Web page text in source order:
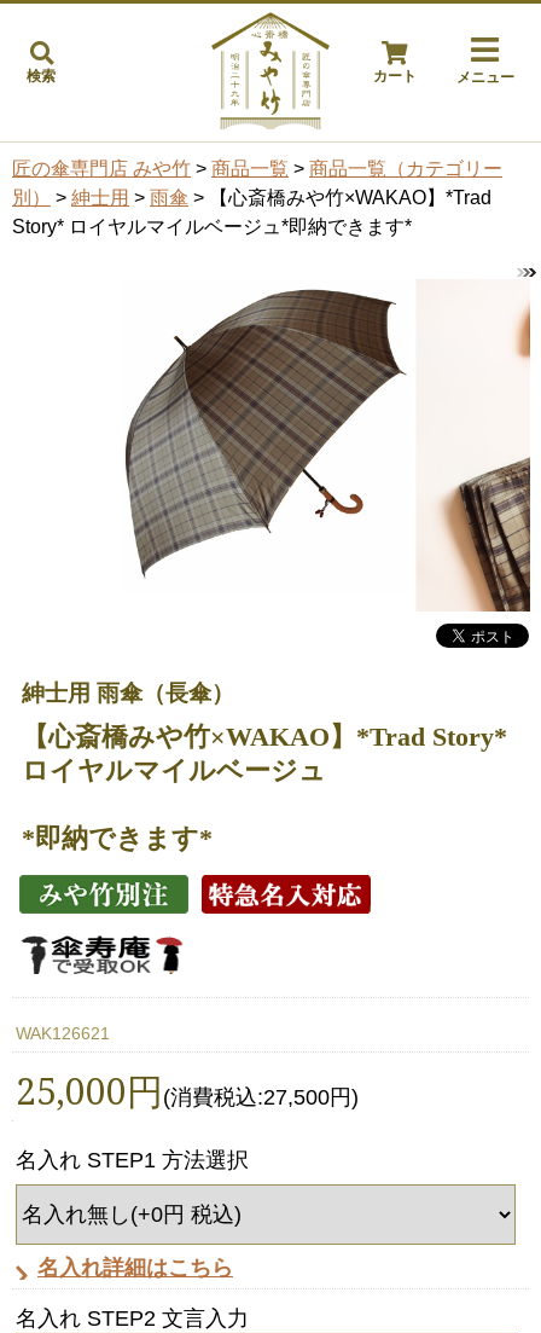
検索 カート メニュー
匠の傘専門店 みや竹 > 商品一覧 > 商品一覧（カテゴリー
別）
> 紳士用 > 雨傘 > 【心斎橋みや竹×WAKAO】*Trad
Story* ロイヤルマイルベージュ*即納できます*
紳士用 雨傘（長傘）
【心斎橋みや竹×WAKAO】*Trad Story*
ロイヤルマイルベージュ
*即納できます*
WAK126621
25,000円 (消費税込:27,500円)
名入れ STEP1 方法選択
名入れ詳細はこちら
名入れ STEP2 文言入力